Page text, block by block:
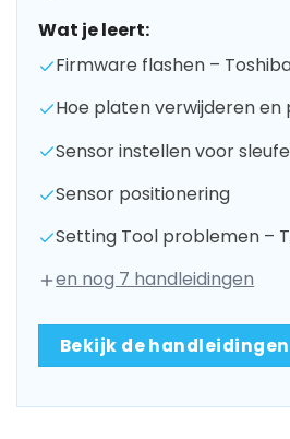
Wat je leert:
Firmware flashen –
Hoe platen verwijderen en
Sensor instellen voor
Sensor positionering
Setting Tool problemen –
en nog 7 handleidingen
Bekijk de